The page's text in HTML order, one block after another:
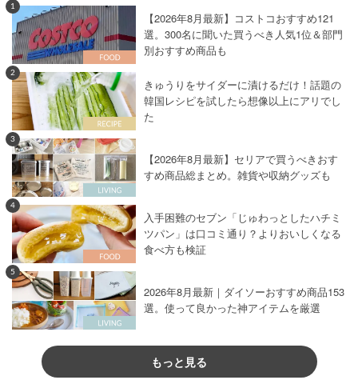
1
【2026年8月最新】コストコおすすめ121
選。300名に聞いた買うべき人気1位＆部門
別おすすめ商品も
2
きゅうりをサイダーに漬けるだけ！話題の
韓国レシピを試したら想像以上にアリでし
た
3
【2026年8月最新】セリアで買うべきおす
すめ商品総まとめ。雑貨や収納グッズも
4
入手困難のセブン「じゅわっとしたハチミ
ツパン」は口コミ通り？よりおいしくなる
食べ方も検証
5
2026年8月最新｜ダイソーおすすめ商品153
選。使って良かった神アイテムを厳選
もっと見る